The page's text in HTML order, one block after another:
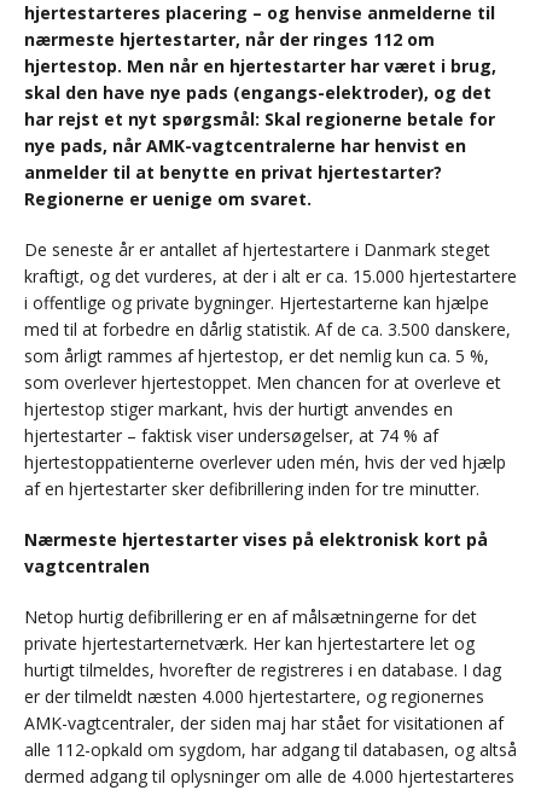
hjertestarteres placering – og henvise anmelderne til
nærmeste hjertestarter, når der ringes 112 om
hjertestop. Men når en hjertestarter har været i brug,
skal den have nye pads (engangs-elektroder), og det
har rejst et nyt spørgsmål: Skal regionerne betale for
nye pads, når AMK-vagtcentralerne har henvist en
anmelder til at benytte en privat hjertestarter?
Regionerne er uenige om svaret.
De seneste år er antallet af hjertestartere i Danmark steget
kraftigt, og det vurderes, at der i alt er ca. 15.000 hjertestartere
i offentlige og private bygninger. Hjertestarterne kan hjælpe
med til at forbedre en dårlig statistik. Af de ca. 3.500 danskere,
som årligt rammes af hjertestop, er det nemlig kun ca. 5 %,
som overlever hjertestoppet. Men chancen for at overleve et
hjertestop stiger markant, hvis der hurtigt anvendes en
hjertestarter – faktisk viser undersøgelser, at 74 % af
hjertestoppatienterne overlever uden mén, hvis der ved hjælp
af en hjertestarter sker defibrillering inden for tre minutter.
Nærmeste hjertestarter vises på elektronisk kort på
vagtcentralen
Netop hurtig defibrillering er en af målsætningerne for det
private hjertestarternetværk. Her kan hjertestartere let og
hurtigt tilmeldes, hvorefter de registreres i en database. I dag
er der tilmeldt næsten 4.000 hjertestartere, og regionernes
AMK-vagtcentraler, der siden maj har stået for visitationen af
alle 112-opkald om sygdom, har adgang til databasen, og altså
dermed adgang til oplysninger om alle de 4.000 hjertestarteres